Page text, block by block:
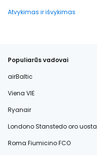
Atvykimas ir išvykimas
Populiarūs vadovai
airBaltic
Viena VIE
Ryanair
Londono Stanstedo oro
Roma Fiumicino FCO